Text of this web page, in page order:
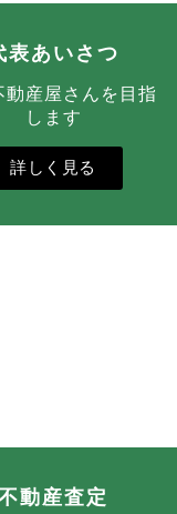
表あいさつ
動産屋さんを目指
します
詳しく見る
動産査定